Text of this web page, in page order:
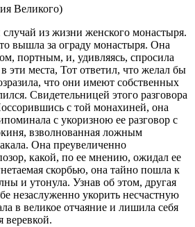
Великого)
из жизни женского монастыря.
вышла за ограду монастыря. Она
портным, и, удивляясь, спросила
эти места, Тот ответил, что желал бы
что они имеют собственных
Свидетельницей этого разговора
с той монахиней, она
с укоризною ее разговор с
взволнованная ложным
Она преувеличенно
какой, по ее мнению, ожидал ее
скорбью, она тайно пошла к
и утонула. Узнав об этом, другая
незаслуженно укорить несчастную
в великое отчаяние и лишила себя
веревкой.